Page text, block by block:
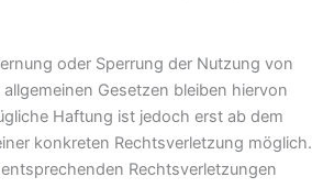
oder Sperrung der Nutzung von
Gesetzen bleiben hiervon
Haftung ist jedoch erst ab dem
konkreten Rechtsverletzung möglich.
Rechtsverletzungen